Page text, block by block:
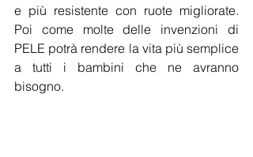
e più resistente con ruote migliorate.
Poi come molte delle invenzioni di
PELE potrà rendere la vita più semplice
a tutti i bambini che ne avranno
bisogno.